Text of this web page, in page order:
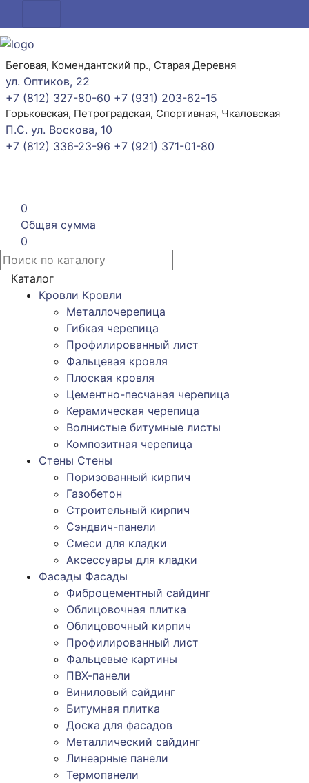
Беговая, Комендантский пр., Старая Деревня
ул. Оптиков, 22
+7 (812) 327-80-60 +7 (931) 203-62-15
Горьковская, Петроградская, Спортивная, Чкаловская
П.С. ул. Воскова, 10
+7 (812) 336-23-96 +7 (921) 371-01-80
0
Общая сумма
0
Каталог
Кровли Кровли
Металлочерепица
Гибкая черепица
Профилированный лист
Фальцевая кровля
Плоская кровля
Цементно-песчаная черепица
Керамическая черепица
Волнистые битумные листы
Композитная черепица
Стены Стены
Поризованный кирпич
Газобетон
Строительный кирпич
Сэндвич-панели
Смеси для кладки
Аксессуары для кладки
Фасады Фасады
Фиброцементный сайдинг
Облицовочная плитка
Облицовочный кирпич
Профилированный лист
Фальцевые картины
ПВХ-панели
Виниловый сайдинг
Битумная плитка
Доска для фасадов
Металлический сайдинг
Линеарные панели
Термопанели